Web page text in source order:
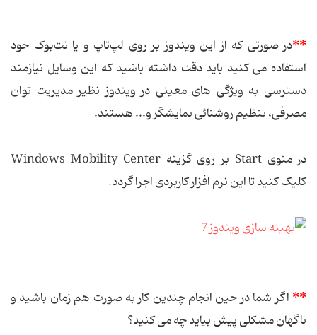
**در صورتی كه از این ویندوز بر روی لپ‌تاپ و یا نت‌بوک خود
استفاده می كنید باید دقت داشته باشید كه این وسایل نیازمند
دسترسی به ویژگی های معینی در ویندوز نظیر مدیریت توان
مصرفی، تنظیم روشنائی نمایشگر و... هستند.
در منوی Start بر روی گزینه Windows Mobility Center
کلیک کنید تا این نرم افزار کاربردی اجرا گردد.
** اگر شما در حین انجام چندین كار به صورت هم زمان باشید و
ناگهان مشكلی پیش بیاید چه می كنید؟